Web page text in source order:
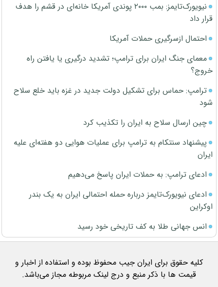
نیویورک‌تایمز: بمب ۲۰۰۰ پوندی آمریکا خانه‌ای در قشم را هدف
قرار داد
احتمال ازسرگیری حملات آمریکا
معمای جنگ ایران برای ترامپ؛ تشدید درگیری یا یافتن راه
خروج؟
ترامپ: حماس برای تشکیل دولت جدید در غزه باید خلع سلاح
شود
چین ارسال سلاح به ایران را تکذیب کرد
پیشنهاد سنتکام به ترامپ برای عملیات هوایی دو هفته‌ای علیه
ایران
ادعای ترامپ: به حملات ایران پاسخ می‌دهیم
ادعای نیویورک‌تایمز درباره حمله احتمالی ایران به یک بندر
اوکراین
انس جهانی طلا به کف تاریخی خود رسید
کلیه حقوق برای ایران جیب محفوظ بوده و استفاده از اخبار و
قیمت ها با ذکر منبع و درج لینک مربوطه مجاز می‌باشد.